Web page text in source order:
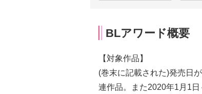
BLアワード概要
【対象作品】
(巻末に記載された)発売日
連作品。また2020年1月1